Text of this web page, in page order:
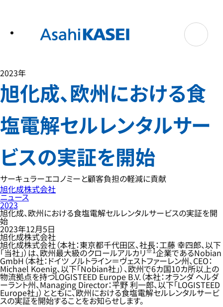
2023年
旭化成、欧州における食
塩電解セルレンタルサー
ビスの実証を開始
サーキュラーエコノミーと顧客負担の軽減に貢献
旭化成株式会社
ニュース
2023
旭化成、欧州における食塩電解セルレンタルサービスの実証を開
始
2023年12月5日
旭化成株式会社
旭化成株式会社（本社：東京都千代田区、社長：工藤 幸四郎、以下
「当社」）は、欧州最大級のクロールアルカリ※1企業であるNobian
GmbH（本社：ドイツ ノルトライン＝ヴェストファーレン州、CEO：
Michael Koenig、以下「Nobian社」）、欧州で6カ国10カ所以上の
物流拠点を持つLOGISTEED Europe B.V.（本社：オランダ ヘルダ
ーラント州、Managing Director：平野 利一郎、以下「LOGISTEED
Europe社」）とともに、欧州における食塩電解セルレンタルサービ
スの実証を開始することをお知らせします。